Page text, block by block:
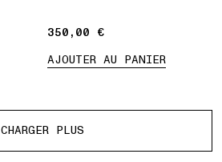
350,00 €
350,00 €
AJOUTER AU PANIER
CHARGER PLUS